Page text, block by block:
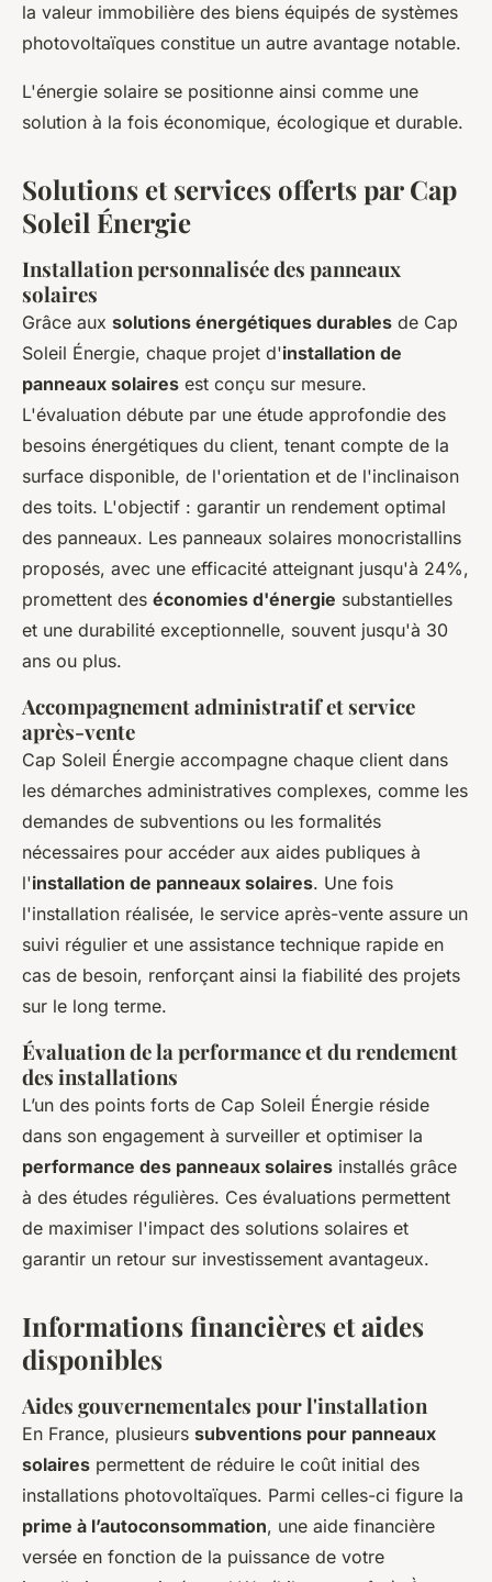
la valeur immobilière des biens équipés de systèmes
photovoltaïques constitue un autre avantage notable.
L'énergie solaire se positionne ainsi comme une
solution à la fois économique, écologique et durable.
Solutions et services offerts par Cap
Soleil Énergie
Installation personnalisée des panneaux
solaires
Grâce aux solutions énergétiques durables de Cap
Soleil Énergie, chaque projet d'installation de
panneaux solaires est conçu sur mesure.
L'évaluation débute par une étude approfondie des
besoins énergétiques du client, tenant compte de la
surface disponible, de l'orientation et de l'inclinaison
des toits. L'objectif : garantir un rendement optimal
des panneaux. Les panneaux solaires monocristallins
proposés, avec une efficacité atteignant jusqu'à 24%,
promettent des économies d'énergie substantielles
et une durabilité exceptionnelle, souvent jusqu'à 30
ans ou plus.
Accompagnement administratif et service
après-vente
Cap Soleil Énergie accompagne chaque client dans
les démarches administratives complexes, comme les
demandes de subventions ou les formalités
nécessaires pour accéder aux aides publiques à
l'installation de panneaux solaires. Une fois
l'installation réalisée, le service après-vente assure un
suivi régulier et une assistance technique rapide en
cas de besoin, renforçant ainsi la fiabilité des projets
sur le long terme.
Évaluation de la performance et du rendement
des installations
L’un des points forts de Cap Soleil Énergie réside
dans son engagement à surveiller et optimiser la
performance des panneaux solaires installés grâce
à des études régulières. Ces évaluations permettent
de maximiser l'impact des solutions solaires et
garantir un retour sur investissement avantageux.
Informations financières et aides
disponibles
Aides gouvernementales pour l'installation
En France, plusieurs subventions pour panneaux
solaires permettent de réduire le coût initial des
installations photovoltaïques. Parmi celles-ci figure la
prime à l’autoconsommation, une aide financière
versée en fonction de la puissance de votre